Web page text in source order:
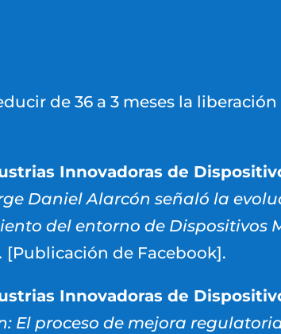
de 36 a 3 meses la
Innovadoras de
Daniel Alarcón señaló la
del entorno de Dispositivos
[Publicación de Facebook].
Innovadoras de
El proceso de mejora